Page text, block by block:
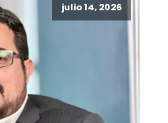
julio 14, 2026